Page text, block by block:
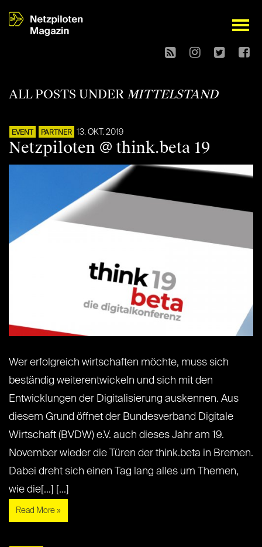
open
ALL POSTS UNDER MITTELSTAND
EVENT PARTNER 13. OKT. 2019
Netzpiloten @ think.beta 19
Wer erfolgreich wirtschaften möchte, muss sich
beständig weiterentwickeln und sich mit den
Entwicklungen der Digitalisierung auskennen. Aus
diesem Grund öffnet der Bundesverband Digitale
Wirtschaft (BVDW) e.V. auch dieses Jahr am 19.
November wieder die Türen der think.beta in Bremen.
Dabei dreht sich einen Tag lang alles um Themen,
wie die[...] [...]
Read More »